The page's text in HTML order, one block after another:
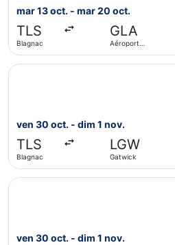
mar 13 oct. - mar 20 oct.
TLS
Blagnac
GLA
Aéroport
ven 30 oct. - dim 1 nov.
TLS
Blagnac
LGW
Gatwick
Sélectionner le vol Air France,
ven 30 oct. - dim 1 nov.
Sélectionner le vol Brussels